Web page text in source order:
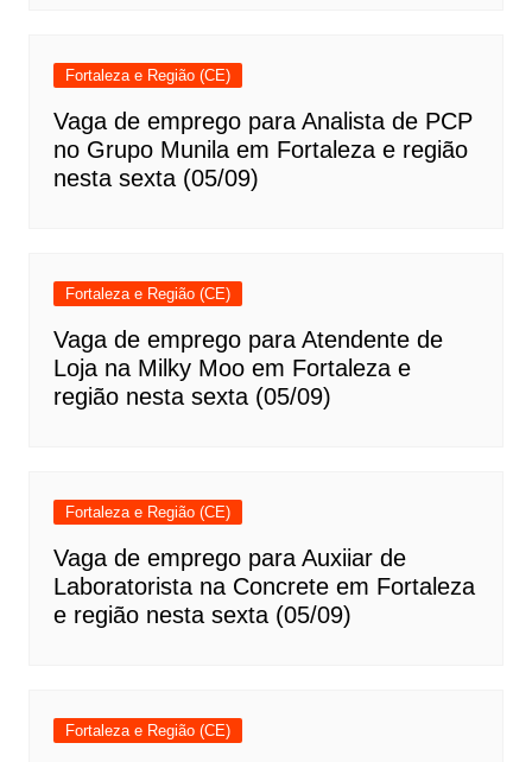
Fortaleza e Região (CE)
Vaga de emprego para Analista de PCP
no Grupo Munila em Fortaleza e região
nesta sexta (05/09)
Fortaleza e Região (CE)
Vaga de emprego para Atendente de
Loja na Milky Moo em Fortaleza e
região nesta sexta (05/09)
Fortaleza e Região (CE)
Vaga de emprego para Auxiiar de
Laboratorista na Concrete em Fortaleza
e região nesta sexta (05/09)
Fortaleza e Região (CE)